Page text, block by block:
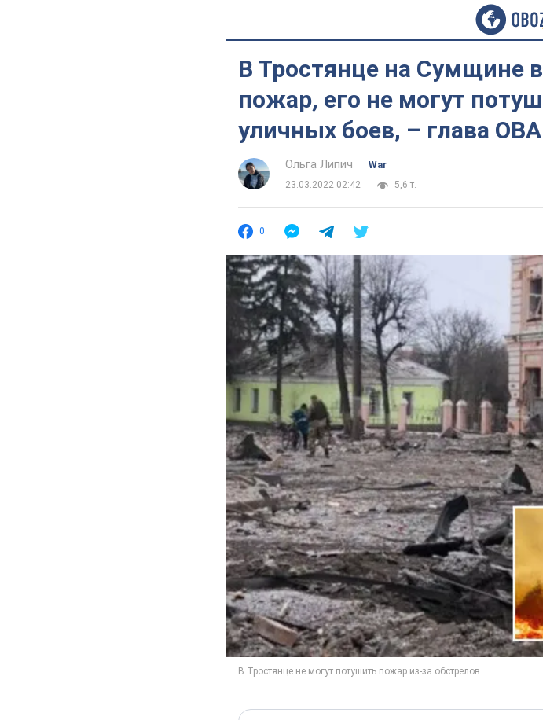
В Тростянце на Сумщине
пожар, его не могут
уличных боев, – глава ОВА
Ольга Липич
War
23.03.2022 02:42
5,6 т.
0